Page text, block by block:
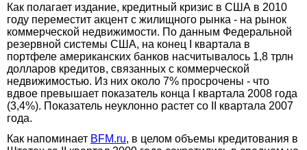
Как полагает издание, кредитный кризис в США в 2010
году переместит акцент с жилищного рынка - на рынок
коммерческой недвижимости. По данным Федеральной
резервной системы США, на конец I квартала в
портфеле американских банков насчитывалось 1,8 трлн
долларов кредитов, связанных с коммерческой
недвижимостью. Из них около 7% просрочены - что
вдвое превышает показатель конца I квартала 2008 года
(3,4%). Показатель неуклонно растет со II квартала 2007
года.
Как напоминает BFM.ru, в целом объемы кредитования в